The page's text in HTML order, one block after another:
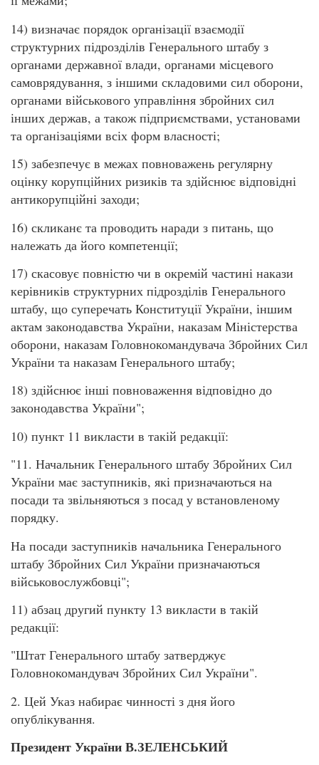
14) визначає порядок організації взаємодії
структурних підрозділів Генерального штабу з
органами державної влади, органами місцевого
самоврядування, з іншими складовими сил оборони,
органами військового управління збройних сил
інших держав, а також підприємствами, установами
та організаціями всіх форм власності;
15) забезпечує в межах повноважень регулярну
оцінку корупційних ризиків та здійснює відповідні
антикорупційні заходи;
16) скликанє та проводить наради з питань, що
належать да його компетенції;
17) скасовує повністю чи в окремій частині накази
керівників структурних підрозділів Генерального
штабу, що суперечать Конституції України, іншим
актам законодавства України, наказам Міністерства
оборони, наказам Головнокомандувача Збройних Сил
України та наказам Генерального штабу;
18) здійснює інші повноваження відповідно до
законодавства України";
10) пункт 11 викласти в такій редакції:
"11. Начальник Генерального штабу Збройних Сил
України має заступників, які призначаються на
посади та звільняються з посад у встановленому
порядку.
На посади заступників начальника Генерального
штабу Збройних Сил України призначаються
військовослужбовці";
11) абзац другий пункту 13 викласти в такій
редакції:
"Штат Генерального штабу затверджує
Головнокомандувач Збройних Сил України".
2. Цей Указ набирає чинності з дня його
опублікування.
Президент України В.ЗЕЛЕНСЬКИЙ